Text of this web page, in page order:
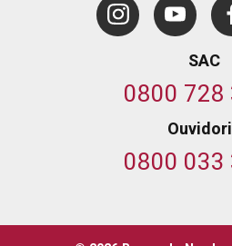
SAC
0800 728
0800 033